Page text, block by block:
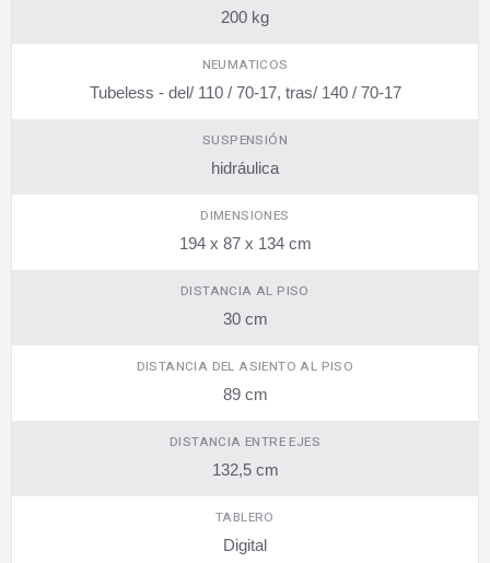
200 kg
NEUMATICOS
Tubeless - del/ 110 / 70-17, tras/ 140 / 70-17
SUSPENSIÓN
hidráulica
DIMENSIONES
194 x 87 x 134 cm
DISTANCIA AL PISO
30 cm
DISTANCIA DEL ASIENTO AL PISO
89 cm
DISTANCIA ENTRE EJES
132,5 cm
TABLERO
Digital